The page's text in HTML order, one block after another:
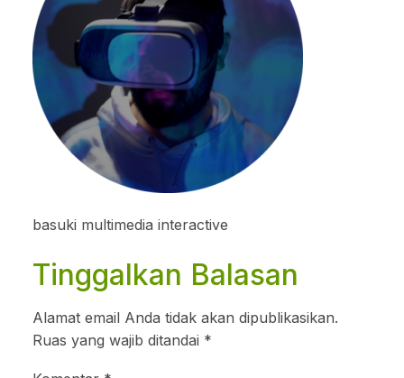
basuki multimedia interactive
Tinggalkan Balasan
Alamat email Anda tidak akan dipublikasikan.
Ruas yang wajib ditandai *